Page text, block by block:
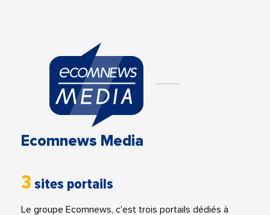
Ecomnews Media
3 sites portails
Le groupe Ecomnews, c'est trois portails dédiés à